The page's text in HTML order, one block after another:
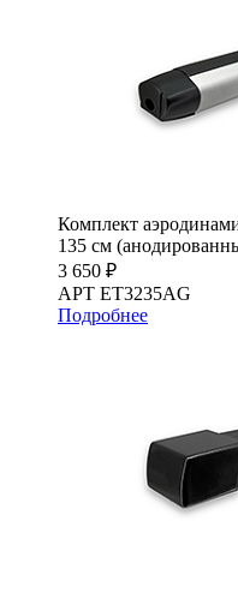
Комплект
135 см
3 650 ₽
АРТ ET3235AG
Подробнее